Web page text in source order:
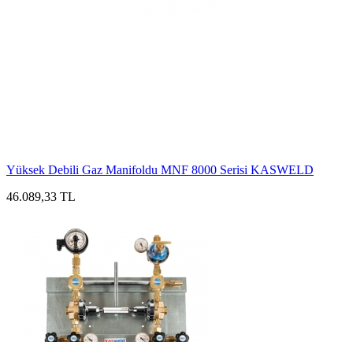
Yüksek Debili Gaz Manifoldu MNF 8000 Serisi KASWELD
46.089,33 TL